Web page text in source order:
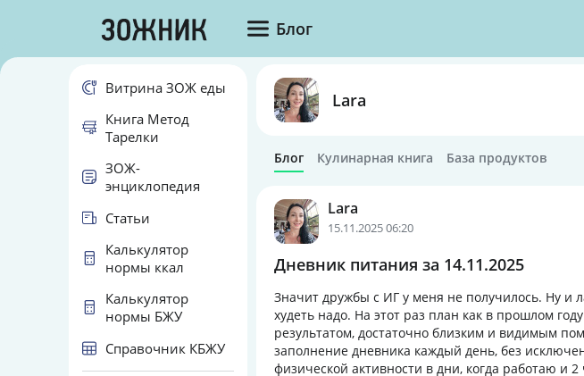
Блог
Lara
Блог Кулинарная книга База продуктов
Lara
15.11.2025 06:20
Дневник питания за 14.11.2025
Значит дружбы с ИГ у меня не получилось. Ну и
худеть надо. На этот раз план как в прошлом
результатом, достаточно близким и видимым
заполнение дневника каждый день, без
физической активности в дни, когда работаю и
Витрина ЗОЖ еды
Книга Метод
Тарелки
ЗОЖ-
энциклопедия
Статьи
Калькулятор
нормы ккал
Калькулятор
нормы БЖУ
Справочник КБЖУ